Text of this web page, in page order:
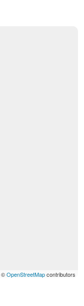
©OpenStreetMapcontributors